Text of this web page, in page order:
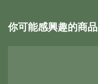
你可能感興趣的商品